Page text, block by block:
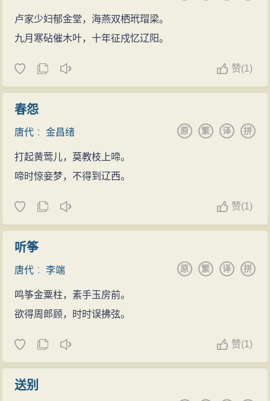
卢家少妇郁金堂，海燕双栖玳瑁梁。
九月寒砧催木叶，十年征戍忆辽阳。
赞(1)
春怨
唐代 ：金昌绪 拼
译
繁
原
打起黄莺儿，莫教枝上啼。
啼时惊妾梦，不得到辽西。
赞(1)
听筝
唐代 ：李端 拼
译
繁
原
鸣筝金粟柱，素手玉房前。
欲得周郎顾，时时误拂弦。
赞(1)
送别